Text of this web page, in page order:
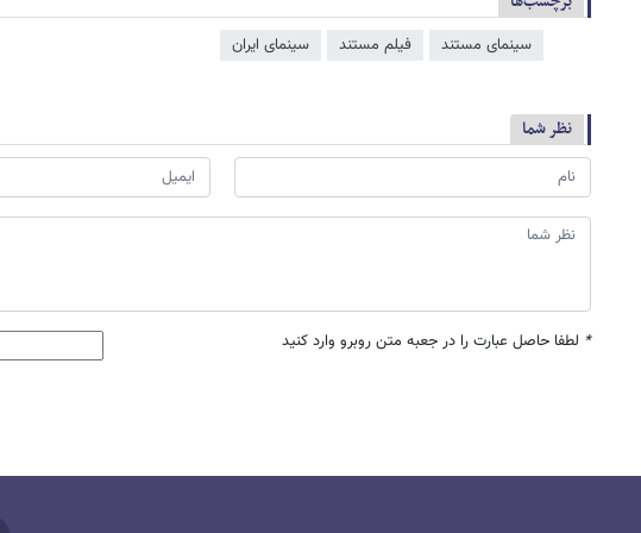
سینمای مستند فیلم مستند سینمای ایران
نظر شما
* لطفا حاصل عبارت را در جعبه متن روبرو وارد کنید